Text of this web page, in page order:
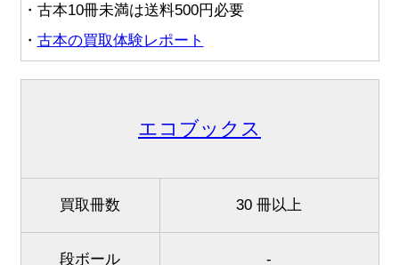
・古本10冊未満は送料500円必要
・ 古本の買取体験レポート
エコブックス
買取冊数 30 冊以上
段ボール -